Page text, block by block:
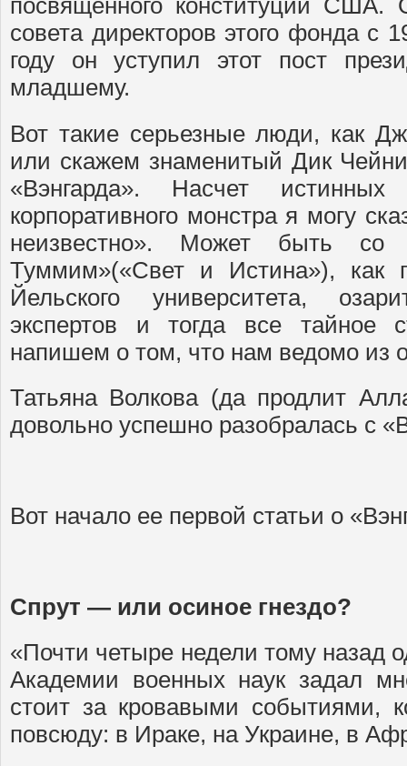
посвященного конституции США.
совета директоров этого фонда с
году он уступил этот пост
младшему.
Вот такие серьезные люди, как
или скажем знаменитый Дик
«Вэнгарда». Насчет истинных
корпоративного монстра я могу
неизвестно». Может быть
Туммим»(«Свет и Истина»), как
Йельского университета,
экспертов и тогда все тайное
напишем о том, что нам ведомо из
Татьяна Волкова (да продлит
довольно успешно разобралась с
Вот начало ее первой статьи о
Спрут — или осиное гнездо?
«Почти четыре недели тому назад
Академии военных наук задал
стоит за кровавыми событиями,
повсюду: в Ираке, на Украине, в